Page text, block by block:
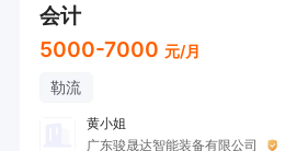
会计
5000-7000 元/月
勒流
黄小姐
广东骏晟达智能装备有限公司